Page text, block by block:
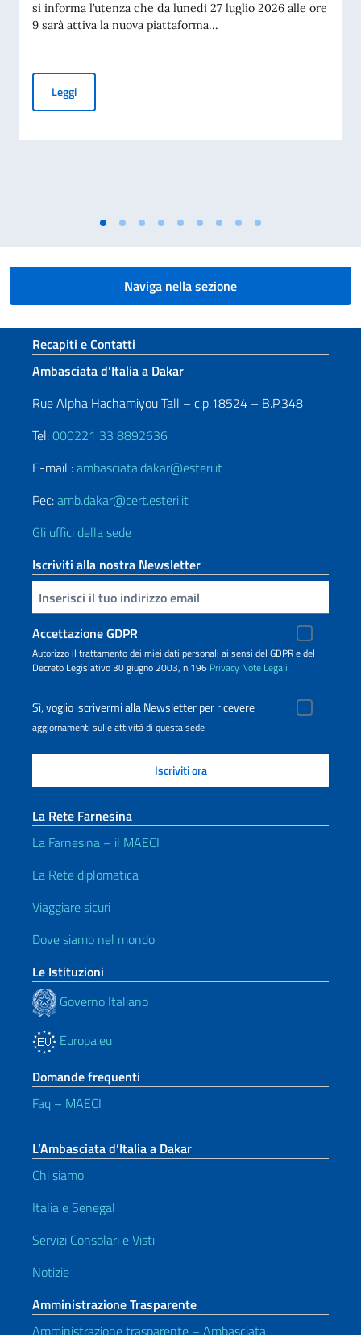
si informa l’utenza che da lunedì 27 luglio 2026 alle ore
9 sarà attiva la nuova piattaforma...
LeggiPiattaforma per la prenotazione degli appuntamenti per i
Naviga nella sezione
Sezione footer
Recapiti e Contatti
Ambasciata d’Italia a Dakar
Rue Alpha Hachamiyou Tall – c.p.18524 – B.P.348
Tel:000221 33 8892636
E-mail :ambasciata.dakar@esteri.it
Pec:amb.dakar@cert.esteri.it
Gli uffici della sede
Iscriviti alla nostra Newsletter
Inserisci la tua email
Accettazione GDPR
Autorizzo il trattamento dei miei dati personali ai sensi del GDPR e del
Decreto Legislativo 30 giugno 2003, n.196 Privacy Note Legali
Sì, voglio iscrivermi alla Newsletter per ricevere
aggiornamenti sulle attività di questa sede
La Rete Farnesina
La Farnesina – il MAECI
La Rete diplomatica
Viaggiare sicuri
Dove siamo nel mondo
Le Istituzioni
Governo Italiano
Europa.eu
Domande frequenti
Faq – MAECI
L’Ambasciata d’Italia a Dakar
Chi siamo
Italia e Senegal
Servizi Consolari e Visti
Notizie
Amministrazione Trasparente
Amministrazione trasparente – Ambasciata